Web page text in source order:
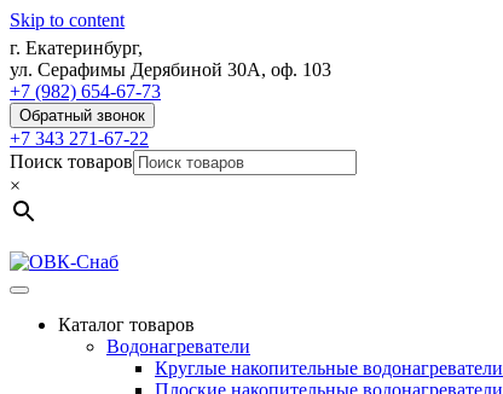
Skip to content
г. Екатеринбург,
ул. Серафимы Дерябиной 30А, оф. 103
+7 (982) 654-67-73
Обратный звонок
+7 343 271-67-22
Поиск товаров
×
Каталог товаров
Водонагреватели
Круглые накопительные водонагреватели
Плоские накопительные водонагреватели